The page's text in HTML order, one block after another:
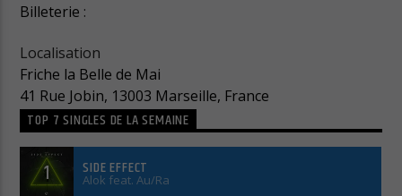
Billeterie :
Localisation
Friche la Belle de Mai
41 Rue Jobin, 13003 Marseille, France
TOP 7 SINGLES DE LA SEMAINE
1 SIDE EFFECT
Alok feat. Au/Ra